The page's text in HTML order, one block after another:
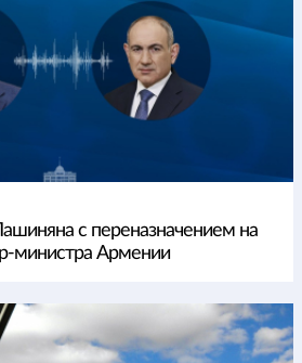
с переназначением на
министра Армении